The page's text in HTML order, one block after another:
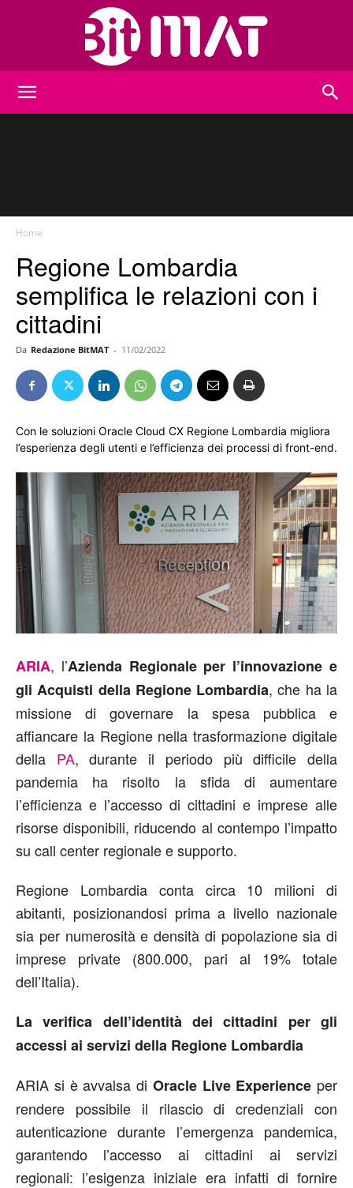
Home
Regione Lombardia
semplifica le relazioni con i
cittadini
Da Redazione BitMAT - 11/02/2022
Con le soluzioni Oracle Cloud CX Regione Lombardia migliora
l’esperienza degli utenti e l’efficienza dei processi di front-end.
ARIA, l’Azienda Regionale per l’innovazione e
gli Acquisti della Regione Lombardia, che ha la
missione di governare la spesa pubblica e
affiancare la Regione nella trasformazione digitale
della PA, durante il periodo più difficile della
pandemia ha risolto la sfida di aumentare
l’efficienza e l’accesso di cittadini e imprese alle
risorse disponibili, riducendo al contempo l’impatto
su call center regionale e supporto.
Regione Lombardia conta circa 10 milioni di
abitanti, posizionandosi prima a livello nazionale
sia per numerosità e densità di popolazione sia di
imprese private (800.000, pari al 19% totale
dell’Italia).
La verifica dell’identità dei cittadini per gli
accessi ai servizi della Regione Lombardia
ARIA si è avvalsa di Oracle Live Experience per
rendere possibile il rilascio di credenziali con
autenticazione durante l’emergenza pandemica,
garantendo l’accesso ai cittadini ai servizi
regionali: l’esigenza iniziale era infatti di fornire